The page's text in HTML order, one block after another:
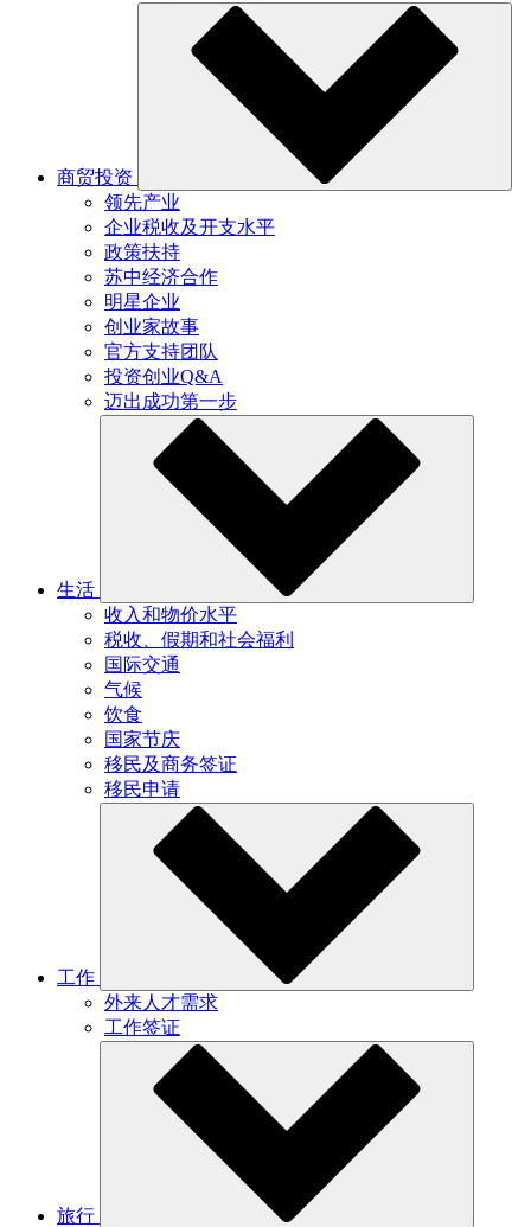
商贸投资
领先产业
企业税收及开支水平
政策扶持
苏中经济合作
明星企业
创业家故事
官方支持团队
投资创业Q&A
迈出成功第一步
生活
收入和物价水平
税收、假期和社会福利
国际交通
气候
饮食
国家节庆
移民及商务签证
移民申请
工作
外来人才需求
工作签证
旅行